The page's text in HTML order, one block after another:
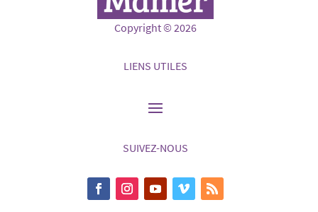
Copyright © 2026
LIENS UTILES
SUIVEZ-NOUS